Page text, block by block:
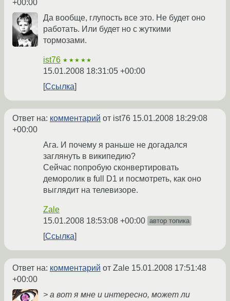
+00:00
Да вообще, глупость все это. Не будет оно
работать. Или будет но с жуткими
тормозами.
ist76 ★★★★★
15.01.2008 18:31:05 +00:00
Ссылка
Ответ на: комментарий от ist76 15.01.2008 18:29:08
+00:00
Ага. И почему я раньше не догадался
заглянуть в википедию?
Сейчас попробую сконвертировать
деморолик в full D1 и посмотреть, как оно
выглядит на телевизоре.
Zale
15.01.2008 18:53:08 +00:00 автор топика
Ссылка
Ответ на: комментарий от Zale 15.01.2008 17:51:48
+00:00
> а вот я мне и интересно, может ли